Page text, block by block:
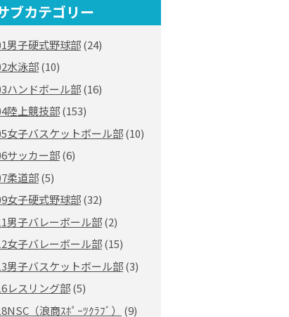
ブカテゴリー
男子硬式野球部(24)
水泳部(10)
ハンドボール部(16)
陸上競技部(153)
女子バスケットボール部(10)
サッカー部(6)
柔道部(5)
女子硬式野球部(32)
男子バレーボール部(2)
女子バレーボール部(15)
男子バスケットボール部(3)
レスリング部(5)
（浪商ｽﾎﾟｰﾂｸﾗﾌﾞ）
(9)